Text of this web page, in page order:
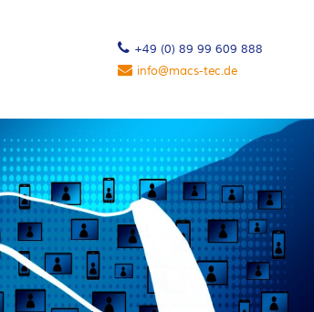
+49 (0) 89 99 609 888
info@macs-tec.de